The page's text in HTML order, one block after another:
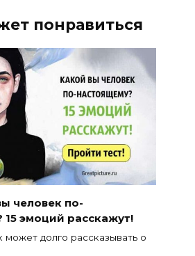
понравиться
человек по-
15 эмоций расскажут!
может долго рассказывать о